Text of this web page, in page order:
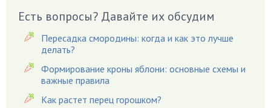
Вредители
Гардения
Гацания
Гвоздики
Георгины
Герань
Есть вопросы? Давайте их обсудим
Пересадка смородины: когда и как это лучше
делать?
Формирование кроны яблони: основные схемы и
важные правила
Как растет перец горошком?